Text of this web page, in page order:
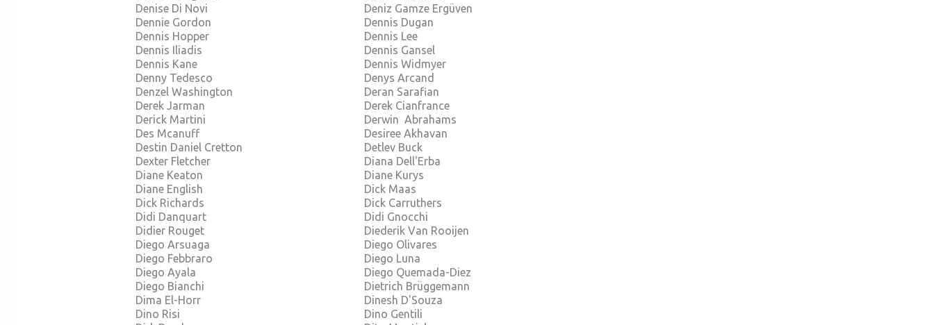
Denise Di Novi
Deniz Gamze Ergüven
Dennie Gordon
Dennis Dugan
Dennis Hopper
Dennis Lee
Dennis Iliadis
Dennis Gansel
Dennis Kane
Dennis Widmyer
Denny Tedesco
Denys Arcand
Denzel Washington
Deran Sarafian
Derek Jarman
Derek Cianfrance
Derick Martini
Derwin Abrahams
Des Mcanuff
Desiree Akhavan
Destin Daniel Cretton
Detlev Buck
Dexter Fletcher
Diana Dell'Erba
Diane Keaton
Diane Kurys
Diane English
Dick Maas
Dick Richards
Dick Carruthers
Didi Danquart
Didi Gnocchi
Didier Rouget
Diederik Van Rooijen
Diego Arsuaga
Diego Olivares
Diego Febbraro
Diego Luna
Diego Ayala
Diego Quemada-Diez
Diego Bianchi
Dietrich Brüggemann
Dima El-Horr
Dinesh D'Souza
Dino Risi
Dino Gentili